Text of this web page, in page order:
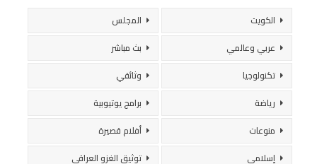
الكويت
المجلس
عربي وعالمي
بث مباشر
تكنولوجيا
وثائقي
رياضة
برامج يوتيوبية
منوعات
أفلام قصيرة
إسلامي
توثيق الغزو العراقي